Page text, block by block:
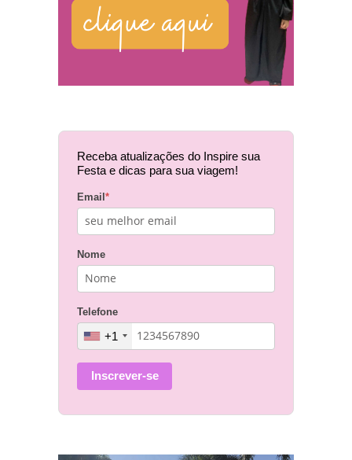
Receba atualizações do Inspire sua
Festa e dicas para sua viagem!
Email*
Nome
Telefone
+1
Inscrever-se